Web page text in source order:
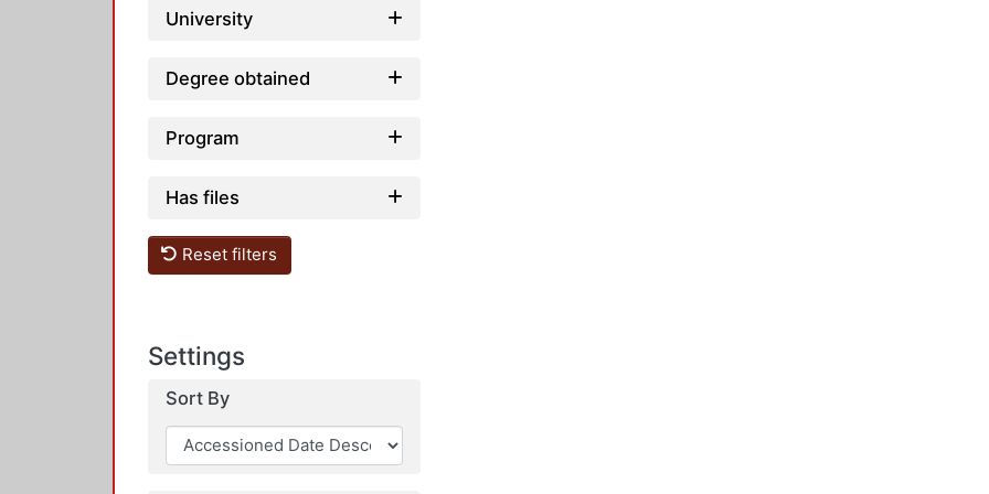
University
Degree obtained
Program
Has files
Reset filters
Settings
Sort By